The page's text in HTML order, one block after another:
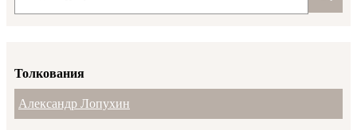
Толкования
Александр Лопухин